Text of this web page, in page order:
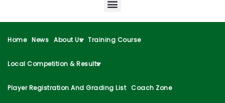
Home News About Us Training Course
Local Competition & Results
Player Registration And Grading List Coach Zone